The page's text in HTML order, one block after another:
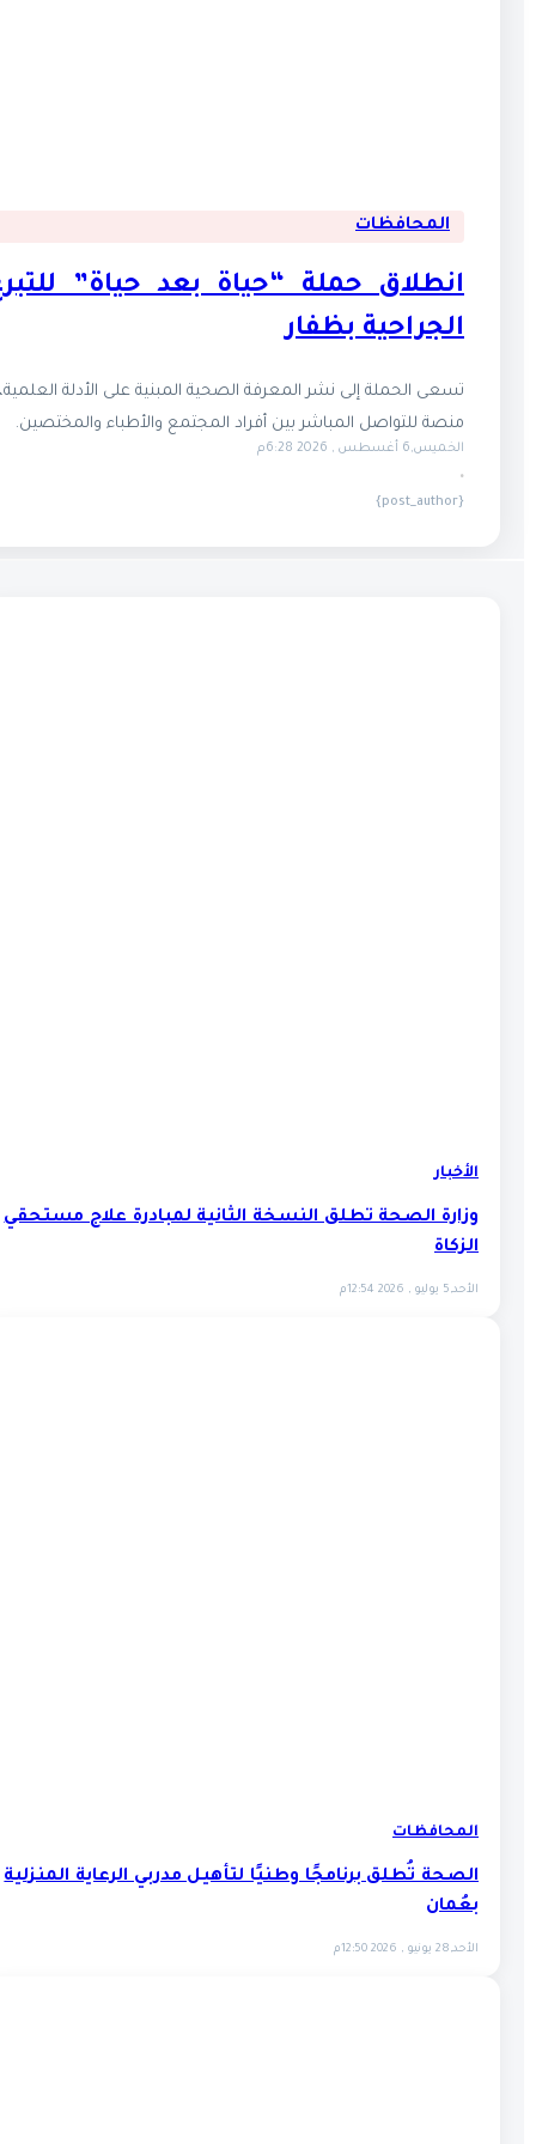
المحافظات
انطلاق حملة “حياة بعد حياة”
الجراحية بظفار
تسعى الحملة إلى نشر المعرفة الصحية المبنية على الأدلة العلمية،
منصة للتواصل المباشر بين أفراد المجتمع والأطباء والمختصين.
الخميس,6 أغسطس , 2026 6:28م
·
{post_author}
الأخبار
وزارة الصحة تطلق النسخة الثانية لمبادرة علاج مستحقي
الزكاة
الأحد,5 يوليو , 2026 12:54م
المحافظات
الصحة تُطلق برنامجًا وطنيًا لتأهيل مدربي الرعاية المنزلية
بعُمان
الأحد,28 يونيو , 2026 12:50م